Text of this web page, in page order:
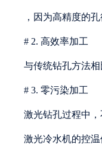
，因为高精度的
# 2. 高效率加工
与传统钻孔方法
# 3. 零污染加工
激光钻孔过程中
激光冷水机的控温